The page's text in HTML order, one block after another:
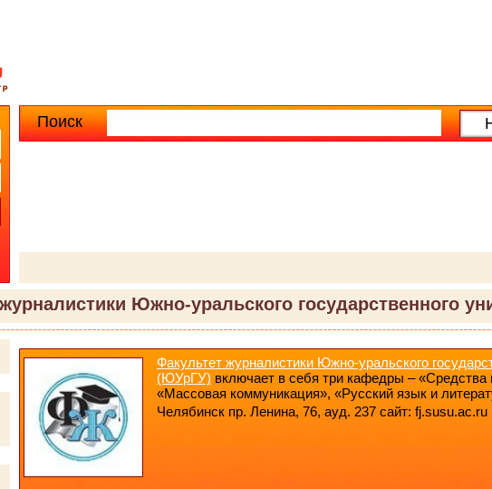
Поиск
Расширенный поиск
Южно-уральского государственного
Факультет журналистики Южно-уральского
(ЮУрГУ) включает в себя три кафедры –
«Массовая коммуникация», «Русский язык и
Челябинск пр. Ленина, 76, ауд. 237 сайт: fj.susu.ac.ru